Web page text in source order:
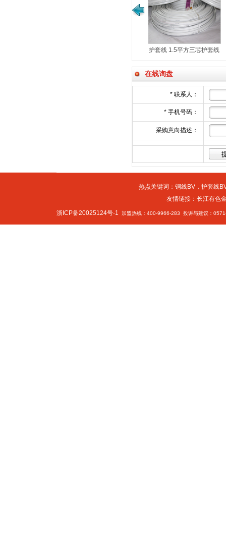
护套线 两芯护套线 1平方2
BVVB 2*1
在线询盘
* 联系人：
* 手机号码：
采购意向描述：
热点关键词： 铜线BV， 护套线
友情链接： 长江有色
浙ICP备20025124号-1 加盟热线：400-9966-283 投诉与建议：